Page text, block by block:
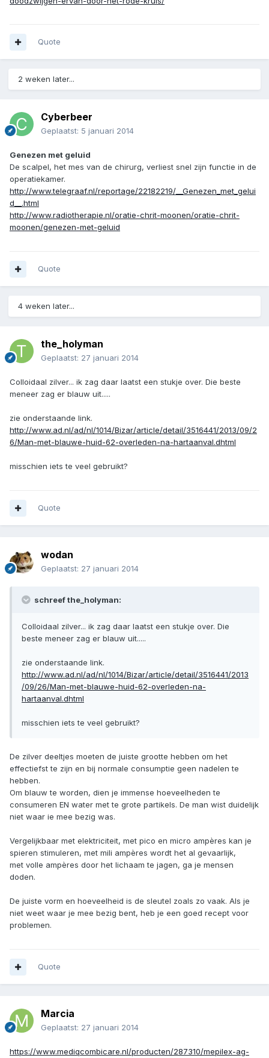
Quote
2 weken later...
Cyberbeer
Geplaatst: 5 januari 2014
Genezen met geluid
De scalpel, het mes van de chirurg, verliest snel zijn functie in de
operatiekamer.
http://www.telegraaf.nl/reportage/22182219/__Genezen_met_gelui
d__.html
http://www.radiotherapie.nl/oratie-chrit-moonen/oratie-chrit-
moonen/genezen-met-geluid
Quote
4 weken later...
the_holyman
Geplaatst: 27 januari 2014
Colloidaal zilver... ik zag daar laatst een stukje over. Die beste
meneer zag er blauw uit.....
zie onderstaande link.
http://www.ad.nl/ad/nl/1014/Bizar/article/detail/3516441/2013/09/2
6/Man-met-blauwe-huid-62-overleden-na-hartaanval.dhtml
misschien iets te veel gebruikt?
Quote
wodan
Geplaatst: 27 januari 2014
schreef the_holyman:
Colloidaal zilver... ik zag daar laatst een stukje over. Die
beste meneer zag er blauw uit.....
zie onderstaande link.
http://www.ad.nl/ad/nl/1014/Bizar/article/detail/3516441/2013
/09/26/Man-met-blauwe-huid-62-overleden-na-
hartaanval.dhtml
misschien iets te veel gebruikt?
De zilver deeltjes moeten de juiste grootte hebben om het
effectiefst te zijn en bij normale consumptie geen nadelen te
hebben.
Om blauw te worden, dien je immense hoeveelheden te
consumeren EN water met te grote partikels. De man wist duidelijk
niet waar ie mee bezig was.
Vergelijkbaar met elektriciteit, met pico en micro ampères kan je
spieren stimuleren, met mili ampères wordt het al gevaarlijk,
met volle ampères door het lichaam te jagen, ga je mensen
doden.
De juiste vorm en hoeveelheid is de sleutel zoals zo vaak. Als je
niet weet waar je mee bezig bent, heb je een goed recept voor
problemen.
Quote
Marcia
Geplaatst: 27 januari 2014
https://www.mediqcombicare.nl/producten/287310/mepilex-ag-